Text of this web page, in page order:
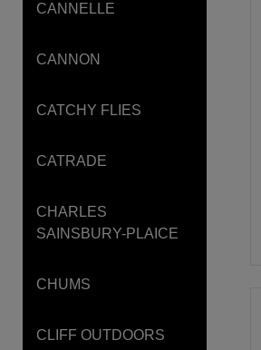
CANNELLE
CANNON
CATCHY FLIES
CATRADE
CHARLES
SAINSBURY-PLAICE
CHUMS
CLIFF OUTDOORS